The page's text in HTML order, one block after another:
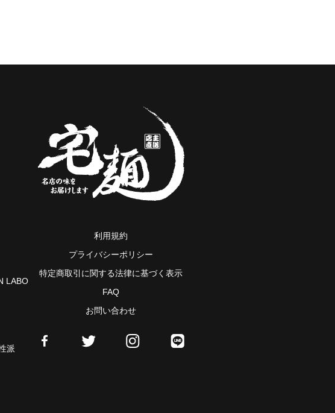
LABO
派
利用規約
プライバシーポリシー
特定商取引に関する法律に基づく表示
FAQ
お問い合わせ